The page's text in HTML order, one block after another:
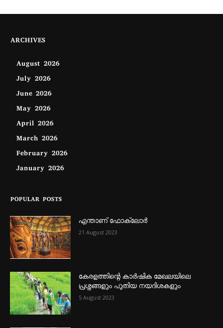
ARCHIVES
August 2026
July 2026
June 2026
May 2026
April 2026
March 2026
February 2026
January 2026
POPULAR POSTS
എന്താണ്‌ ഫോക്‌ലോർ
21 August 2023
കേരളത്തിന്റെ കാർഷിക മേഖലയിലെ
പ്രശ്നങ്ങളും പുതിയ നയദിശകളും
5 August 2023